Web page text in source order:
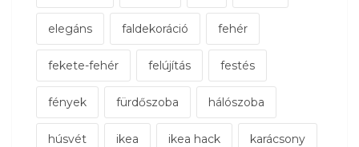
elegáns faldekoráció fehér
fekete-fehér felújítás festés
fények fürdőszoba hálószoba
húsvét ikea ikea hack karácsony